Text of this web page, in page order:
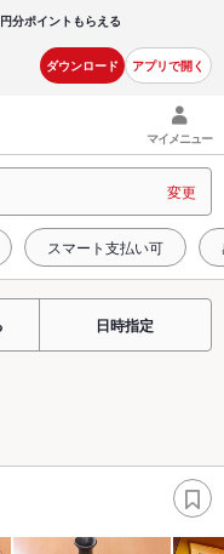
分ポイントもらえる
ダウンロード アプリで開く
マイメニュー
変更
スマート支払い可
日時指定